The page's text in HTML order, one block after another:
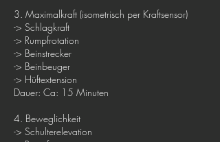
3. Maximalkraft (isometrisch per Kraftsensor)
-> Schlagkraft
-> Rumpfrotation
-> Beinstrecker
-> Beinbeuger
-> Hüftextension
Dauer: Ca: 15 Minuten
4. Beweglichkeit
-> Schulterelevation